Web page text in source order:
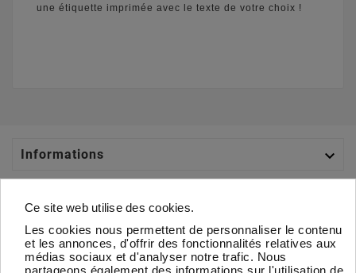
une étiquette imprimée avec le texte de votre choix !
Informations 
Votre Compte 
Ce site web utilise des cookies.
Les cookies nous permettent de personnaliser le contenu
et les annonces, d'offrir des fonctionnalités relatives aux
médias sociaux et d'analyser notre trafic. Nous